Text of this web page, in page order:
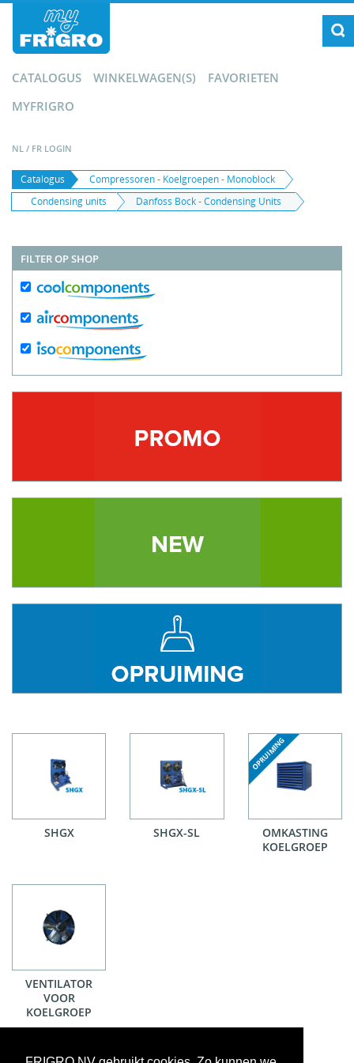
CATALOGUS WINKELWAGEN(S)
FAVORIETEN
MYFRIGRO
NL / FR LOGIN
Catalogus
Compressoren - Koelgroepen - Monoblock
Condensing units
Danfoss Bock - Condensing Units
FILTER OP SHOP
SHGX SHGX-SL
OMKASTING
KOELGROEP
VENTILATOR
VOOR
KOELGROEP